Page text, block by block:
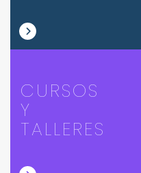
CURSOS
Y
TALLERES